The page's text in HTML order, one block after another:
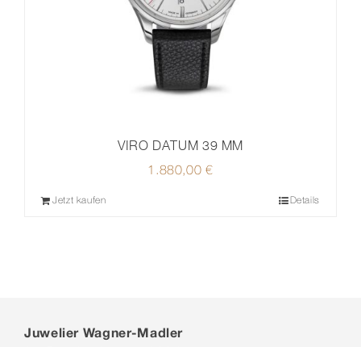
VIRO DATUM 39 MM
1.880,00€
Jetzt kaufen Details
Juwelier Wagner-Madler